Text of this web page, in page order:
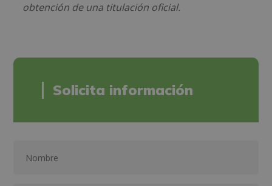
obtención de una titulación oficial.
Solicita información